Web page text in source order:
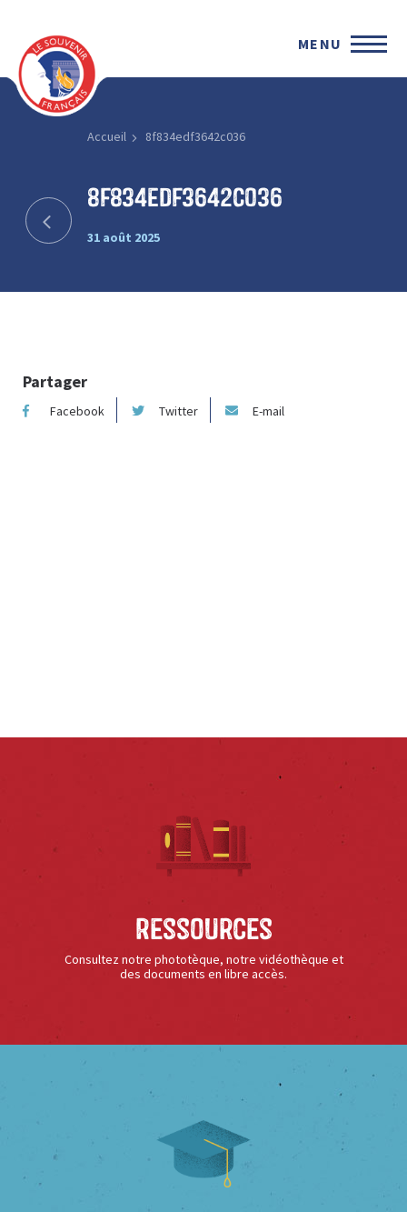
MENU
Accueil 8f834edf3642c036
8f834edf3642c036
31 août 2025
Partager
Facebook Twitter E-mail
Ressources
Consultez notre phototèque, notre vidéothèque et
des documents en libre accès.